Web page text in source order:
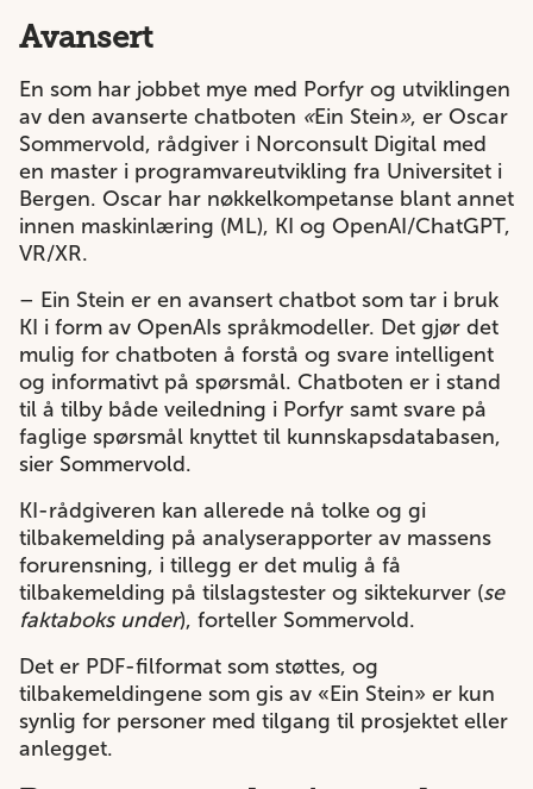
Avansert
En som har jobbet mye med Porfyr og utviklingen
av den avanserte chatboten «Ein Stein», er Oscar
Sommervold, rådgiver i Norconsult Digital med
en master i programvareutvikling fra Universitet i
Bergen. Oscar har nøkkelkompetanse blant annet
innen maskinlæring (ML), KI og OpenAI/ChatGPT,
VR/XR.
– Ein Stein er en avansert chatbot som tar i bruk
KI i form av OpenAIs språkmodeller. Det gjør det
mulig for chatboten å forstå og svare intelligent
og informativt på spørsmål. Chatboten er i stand
til å tilby både veiledning i Porfyr samt svare på
faglige spørsmål knyttet til kunnskapsdatabasen,
sier Sommervold.
KI-rådgiveren kan allerede nå tolke og gi
tilbakemelding på analyserapporter av massens
forurensning, i tillegg er det mulig å få
tilbakemelding på tilslagstester og siktekurver (se
faktaboks under), forteller Sommervold.
Det er PDF-filformat som støttes, og
tilbakemeldingene som gis av «Ein Stein» er kun
synlig for personer med tilgang til prosjektet eller
anlegget.